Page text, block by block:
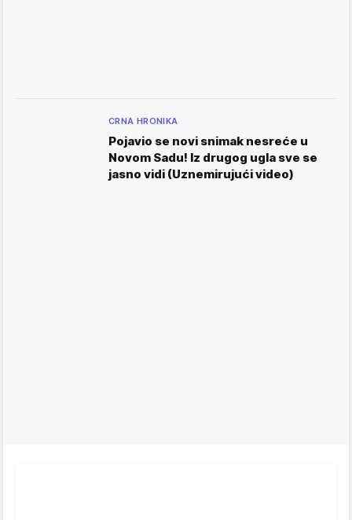
CRNA HRONIKA
Pojavio se novi snimak nesreće u
Novom Sadu! Iz drugog ugla sve se
jasno vidi (Uznemirujući video)